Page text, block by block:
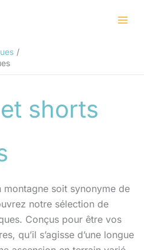
shorts
soit synonyme de
notre sélection de
Conçus pour être vos
qu’il s’agisse d’une longue